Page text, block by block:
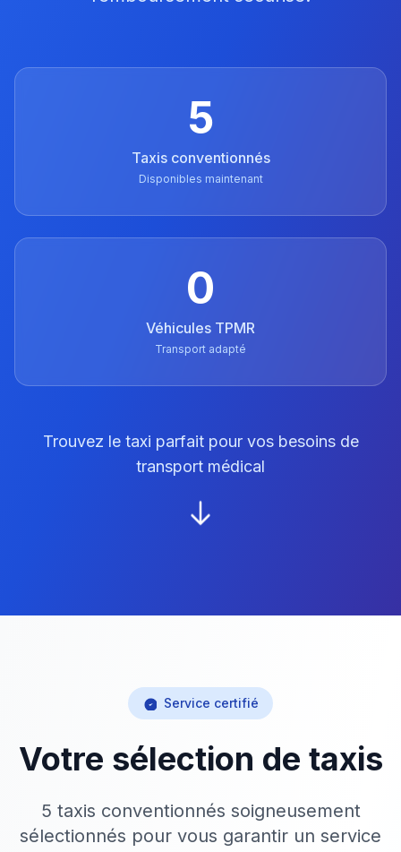
5
Taxis conventionnés
Disponibles maintenant
0
Véhicules TPMR
Transport adapté
Trouvez le taxi parfait pour vos besoins de
transport médical
Service certifié
Votre sélection de taxis
5 taxis conventionnés soigneusement
sélectionnés pour vous garantir un service